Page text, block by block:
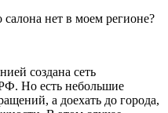
нет в моем регионе?
создана сеть
Но есть небольшие
а доехать до города,